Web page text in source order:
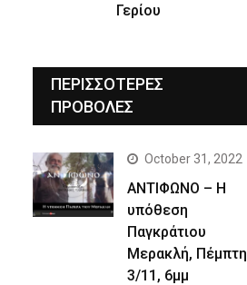
Γερίου
ΠΕΡΙΣΣΟΤΕΡΕΣ
ΠΡΟΒΟΛΕΣ
October 31, 2022
ΑΝΤΙΦΩΝΟ – Η
υπόθεση
Παγκράτιου
Μερακλή, Πέμπτη
3/11, 6μμ